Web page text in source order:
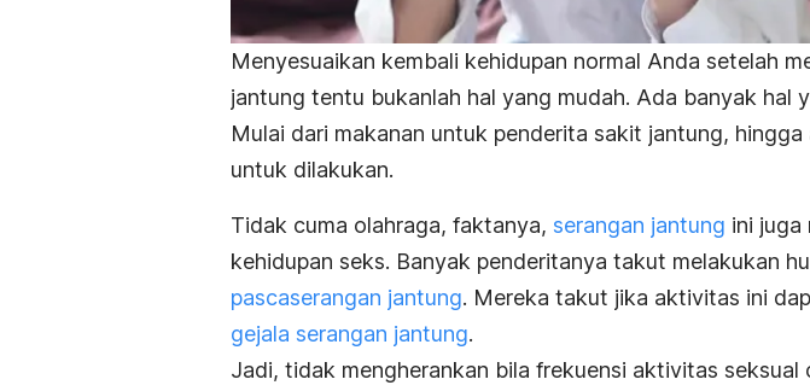
Menyesuaikan kembali kehidupan normal Anda setelah
jantung tentu bukanlah hal yang mudah. Ada banyak hal
Mulai dari makanan untuk penderita sakit jantung,
untuk dilakukan.
Tidak cuma olahraga, faktanya, serangan jantung ini juga
kehidupan seks. Banyak penderitanya takut melakukan
pascaserangan jantung. Mereka takut jika aktivitas ini
gejala serangan jantung.
Jadi, tidak mengherankan bila frekuensi aktivitas seksual